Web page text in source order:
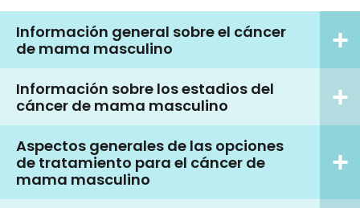
Información general sobre el cáncer
de mama masculino
Información sobre los estadios del
cáncer de mama masculino
Aspectos generales de las opciones
de tratamiento para el cáncer de
mama masculino